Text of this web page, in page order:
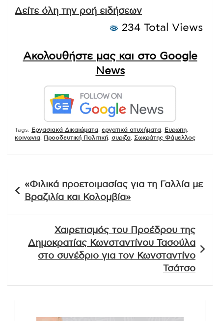
Δείτε όλη την ροή ειδήσεων
234 Total Views
Ακολουθήστε μας και στο Google
News
Tags: Εργασιακά Δικαιώματα εργατικά ατυχήματα Ευρωπη
κοινωνια
Προοδευτική Πολιτική συριζα Σωκράτης Φάμελλος
άρθρων
«Φιλικά προετοιμασίας για τη Γαλλία με
Βραζιλία και Κολομβία»
Χαιρετισμός του Προέδρου της
Δημοκρατίας Κωνσταντίνου Τασούλα
στο συνέδριο για τον Κωνσταντίνο
Τσάτσο